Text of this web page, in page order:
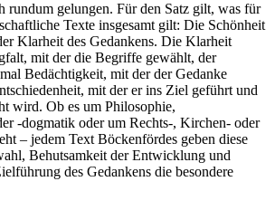
rundum gelungen. Für den Satz gilt, was für
Texte insgesamt gilt: Die Schönheit
Klarheit des Gedankens. Die Klarheit
mit der die Begriffe gewählt, der
Bedächtigkeit, mit der der Gedanke
mit der er ins Ziel geführt und
wird. Ob es um Philosophie,
-dogmatik oder um Rechts-, Kirchen- oder
– jedem Text Böckenfördes geben diese
Behutsamkeit der Entwicklung und
des Gedankens die besondere